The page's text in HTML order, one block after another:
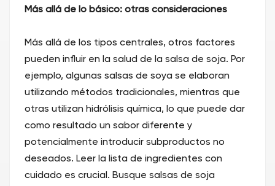
Más allá de lo básico: otras consideraciones
Más allá de los tipos centrales, otros factores
pueden influir en la salud de la salsa de soja. Por
ejemplo, algunas salsas de soya se elaboran
utilizando métodos tradicionales, mientras que
otras utilizan hidrólisis química, lo que puede dar
como resultado un sabor diferente y
potencialmente introducir subproductos no
deseados. Leer la lista de ingredientes con
cuidado es crucial. Busque salsas de soja